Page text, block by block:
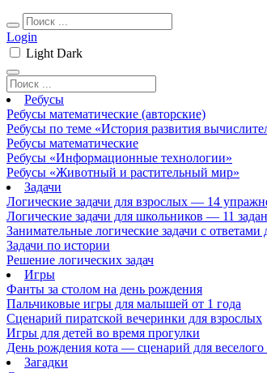
Login
Light Dark
Ребусы
Ребусы математические (авторские)
Ребусы по теме «История развития
Ребусы математические
Ребусы «Информационные технологии»
Ребусы «Животный и растительный мир»
Задачи
Логические задачи для взрослых — 14
Логические задачи для школьников — 11
Занимательные логические задачи с ответами
Задачи по истории
Решение логических задач
Игры
Фанты за столом на день рождения
Пальчиковые игры для малышей от 1 года
Сценарий пиратской вечеринки для взрослых
Игры для детей во время прогулки
День рождения кота — сценарий для веселого
Загадки